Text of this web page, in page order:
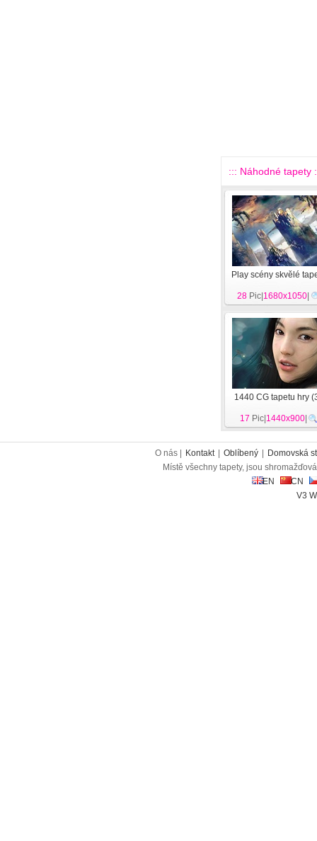
::: Náhodné tapety
Play scény skvělé
28 Pic| 1680x1050
1440 CG tapetu hry
17 Pic| 1440x900
O nás | Kontakt Oblíbený
Domovská
Místě všechny tapety, jsou
EN
CN
V3